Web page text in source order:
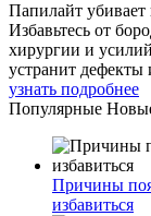
Папилайт
Избавьтесь от
хирургии и
устранит дефекты
узнать подробнее
Популярные
Причины
избавиться